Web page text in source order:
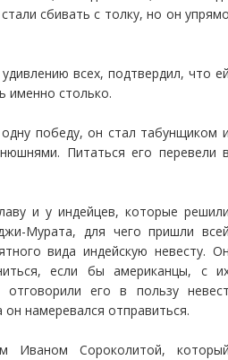
сбивать с толку, но он
всех, подтвердил, что
именно столько.
победу, он стал табунщиком
Питаться его перевели
и у индейцев, которые
Мурата, для чего пришли
вида индейскую невесту.
если бы американцы, с
его в пользу
намеревался отправиться.
Иваном Сороколитой,